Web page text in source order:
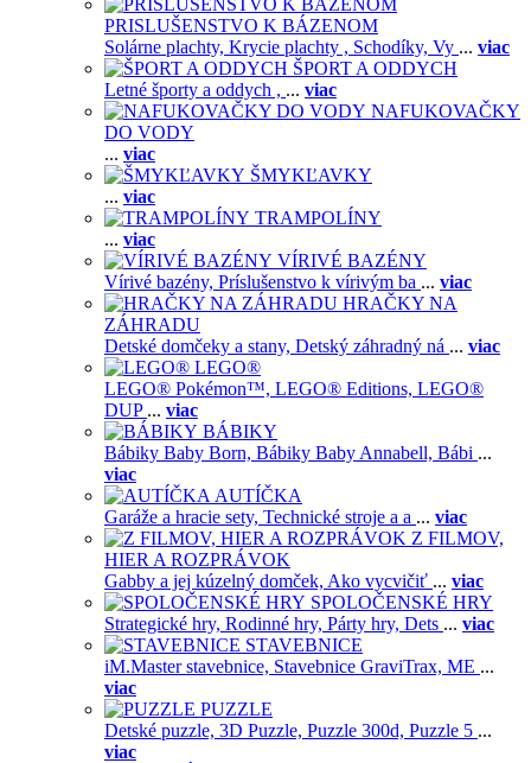
PRISLUŠENSTVO K BÁZENOM
Solárne plachty, Krycie plachty , Schodíky, Vy ... viac
ŠPORT A ODDYCH
Letné športy a oddych , ... viac
NAFUKOVAČKY
DO VODY
... viac
ŠMYKĽAVKY
... viac
TRAMPOLÍNY
... viac
VÍRIVÉ BAZÉNY
Vírivé bazény, Príslušenstvo k vírivým ba ... viac
HRAČKY NA
ZÁHRADU
Detské domčeky a stany, Detský záhradný ná ... viac
LEGO®
LEGO® Pokémon™, LEGO® Editions, LEGO®
DUP ... viac
BÁBIKY
Bábiky Baby Born, Bábiky Baby Annabell, Bábi ...
viac
AUTÍČKA
Garáže a hracie sety, Technické stroje a a ... viac
Z FILMOV,
HIER A ROZPRÁVOK
Gabby a jej kúzelný domček, Ako vycvičiť ... viac
SPOLOČENSKÉ HRY
Strategické hry, Rodinné hry, Párty hry, Dets ... viac
STAVEBNICE
iM.Master stavebnice, Stavebnice GraviTrax, ME ...
viac
PUZZLE
Detské puzzle, 3D Puzzle, Puzzle 300d, Puzzle 5 ...
viac